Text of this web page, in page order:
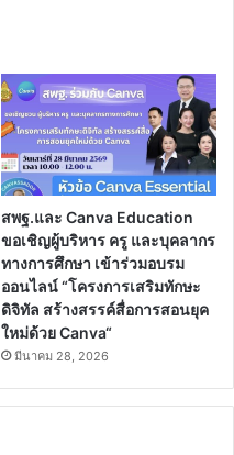
สพฐ.และ Canva Education
ขอเชิญผู้บริหาร ครู และบุคลากร
ทางการศึกษา เข้าร่วมอบรม
ออนไลน์ “โครงการเสริมทักษะ
ดิจิทัล สร้างสรรค์สื่อการสอนยุค
ใหม่ด้วย Canva“
มีนาคม 28, 2026